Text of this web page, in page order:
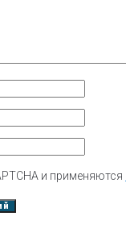
и применяются